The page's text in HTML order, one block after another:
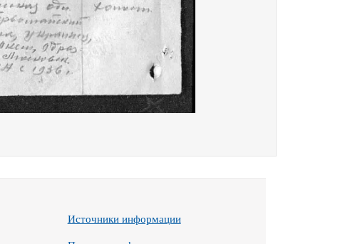
Источники информации